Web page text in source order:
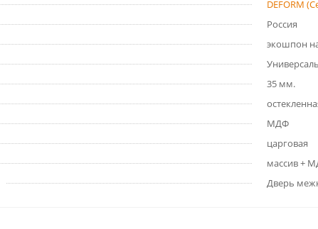
DEFORM
Россия
экошпон
35 мм.
МДФ
царговая
массив +
Дверь